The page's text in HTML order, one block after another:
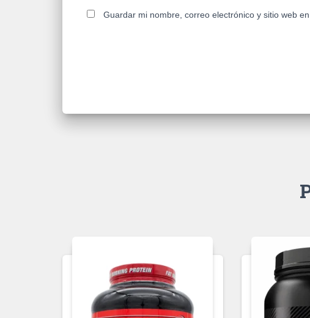
Guardar mi nombre, correo electrónico y sitio web